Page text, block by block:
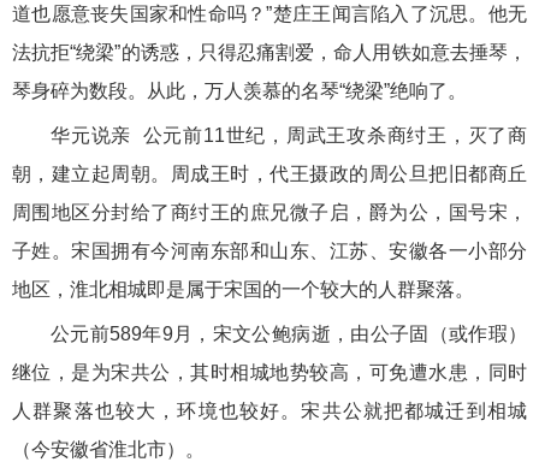
道也愿意丧失国家和性命吗？”楚庄王闻言陷入了沉思。他无
法抗拒“绕梁”的诱惑，只得忍痛割爱，命人用铁如意去捶琴，
琴身碎为数段。从此，万人羡慕的名琴“绕梁”绝响了。
华元说亲 公元前11世纪，周武王攻杀商纣王，灭了商
朝，建立起周朝。周成王时，代王摄政的周公旦把旧都商丘
周围地区分封给了商纣王的庶兄微子启，爵为公，国号宋，
子姓。宋国拥有今河南东部和山东、江苏、安徽各一小部分
地区，淮北相城即是属于宋国的一个较大的人群聚落。
公元前589年9月，宋文公鲍病逝，由公子固（或作瑕）
继位，是为宋共公，其时相城地势较高，可免遭水患，同时
人群聚落也较大，环境也较好。宋共公就把都城迁到相城
（今安徽省淮北市）。